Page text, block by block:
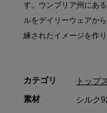
す。ウンブリア州にあ
ルをデイリーウェアか
練されたイメージを作り
カテゴリ トップス
素材 シルク